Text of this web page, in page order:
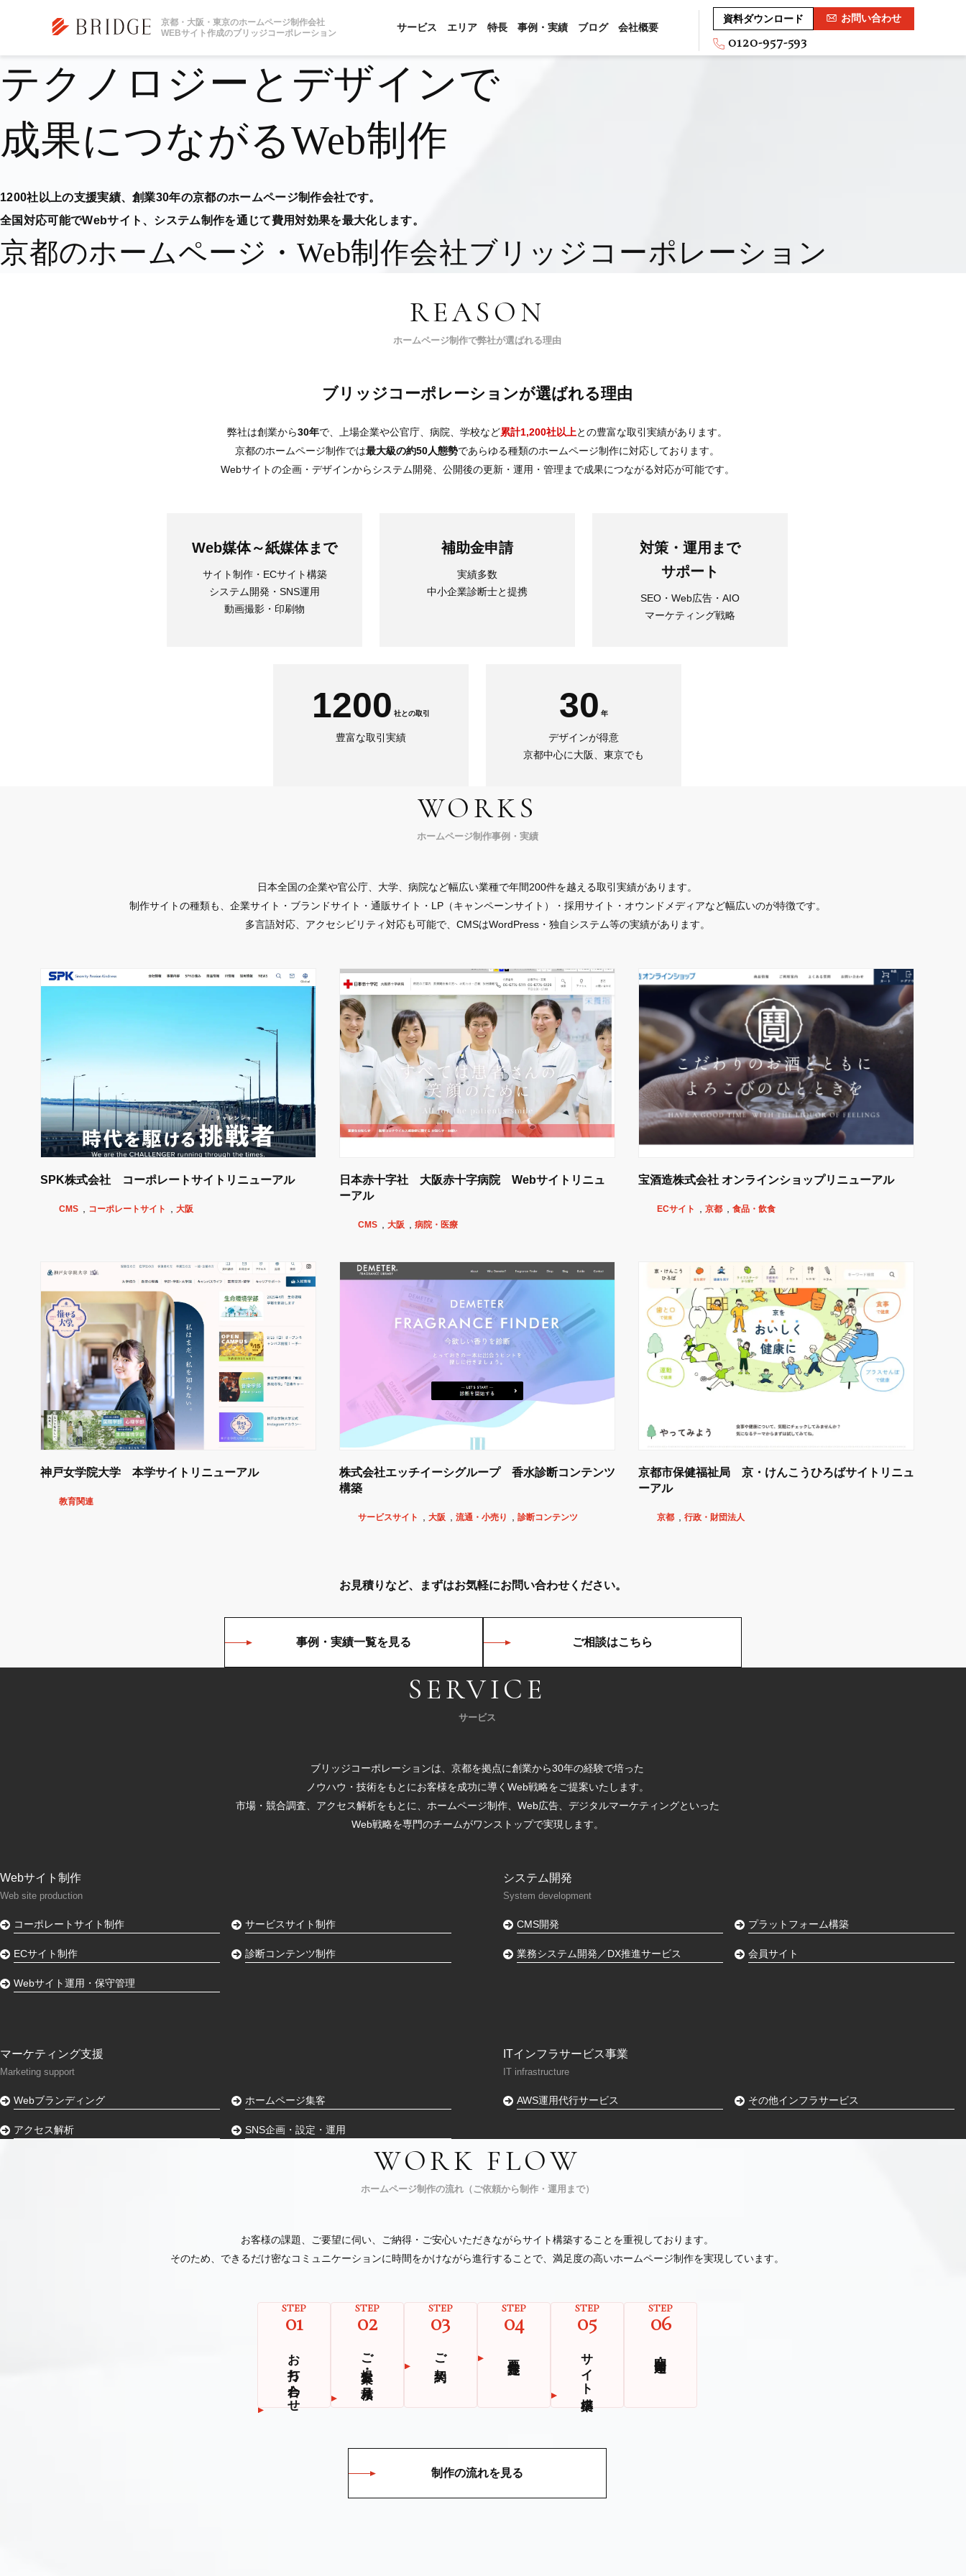
京都・大阪・東京のホームページ制作会社
WEBサイト作成のブリッジコーポレーション
サービス エリア 特長 事例・実績 ブログ 会社概要
資料ダウンロード お問い合わせ
0120-957-593
テクノロジーと デザインで
成果につながるWeb制作
1200社以上の支援実績、創業30年の京都のホームページ制作会社です。
全国対応可能でWebサイト、システム制作を通じて費用対効果を最大化します。
京都のホームページ・Web制作会社ブリッジコーポレーション
REASON
ホームページ制作で弊社が選ばれる理由
ブリッジコーポレーションが選ばれる理由
弊社は創業から30年で、上場企業や公官庁、病院、学校など累計1,200社以上との豊富な取引実績があります。
京都のホームページ制作では最大級の約50人態勢であらゆる種類のホームページ制作に対応しております。
Webサイトの企画・デザインからシステム開発、公開後の更新・運用・管理まで成果につながる対応が可能です。
Web媒体～紙媒体まで
サイト制作・ECサイト構築
システム開発・SNS運用
動画撮影・印刷物
補助金申請
実績多数
中小企業診断士と提携
対策・運用まで
サポート
SEO・Web広告・AIO
マーケティング戦略
1200 社との取引
豊富な取引実績
30 年
デザインが得意
京都中心に大阪、東京でも
WORKS
ホームページ制作事例・実績
日本全国の企業や官公庁、大学、病院など幅広い業種で年間200件を越える取引実績があります。
制作サイトの種類も、企業サイト・ブランドサイト・通販サイト・LP（キャンペーンサイト）・採用サイト・オウンドメディアなど幅広いのが特徴です。
多言語対応、アクセシビリティ対応も可能で、CMSはWordPress・独自システム等の実績があります。
SPK株式会社 コーポレートサイトリニューアル
CMS コーポレートサイト 大阪
日本赤十字社 大阪赤十字病院 Webサイトリニュ
ーアル
CMS 大阪 病院・医療
宝酒造株式会社 オンラインショップリニューアル
ECサイト 京都 食品・飲食
神戸女学院大学 本学サイトリニューアル
教育関連
株式会社エッチイーシグループ 香水診断コンテンツ
構築
サービスサイト 大阪 流通・小売り 診断コンテンツ
京都市保健福祉局 京・けんこうひろばサイトリニュ
ーアル
京都 行政・財団法人
お見積りなど、まずはお気軽にお問い合わせください。
事例・実績一覧を見る ご相談はこちら
SERVICE
サービス
ブリッジコーポレーションは、京都を拠点に創業から30年の経験で培った
ノウハウ・技術をもとにお客様を成功に導くWeb戦略をご提案いたします。
市場・競合調査、アクセス解析をもとに、ホームページ制作、Web広告、デジタルマーケティングといった
Web戦略を専門のチームがワンストップで実現します。
Webサイト制作
Web site production
コーポレートサイト制作 サービスサイト制作
ECサイト制作 診断コンテンツ制作
Webサイト運用・保守管理
システム開発
System development
CMS開発 プラットフォーム構築
業務システム開発／DX推進サービス 会員サイト
マーケティング支援
Marketing support
Webブランディング ホームページ集客
アクセス解析 SNS企画・設定・運用
ITインフラサービス事業
IT infrastructure
AWS運用代行サービス その他インフラサービス
WORK FLOW
ホームページ制作の流れ（ご依頼から制作・運用まで）
お客様の課題、ご要望に伺い、ご納得・ご安⼼いただきながらサイト構築することを重視しております。
そのため、できるだけ密なコミュニケーションに時間をかけながら進⾏することで、満⾜度の⾼いホームページ制作を実現しています。
STEP
01
お打ち合わせ
STEP
02
ご提案・お見積り
STEP
03
ご契約
STEP
04
STEP
05
サイト構築
STEP
06
制作の流れを見る